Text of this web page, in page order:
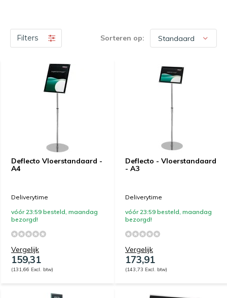
Filters Sorteren op:
Deflecto Vloerstandaard -
A4
Deliverytime
vóór 23:59 besteld, maandag
bezorgd!
Vergelijk
159,31
(131,66 Excl. btw)
Deflecto - Vloerstandaard
- A3
Deliverytime
vóór 23:59 besteld, maandag
bezorgd!
Vergelijk
173,91
(143,73 Excl. btw)